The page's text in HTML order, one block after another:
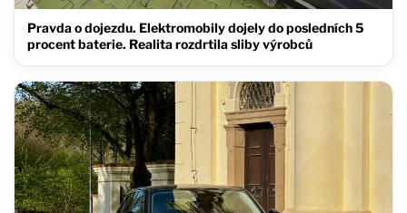
Pravda o dojezdu. Elektromobily dojely do posledních 5
procent baterie. Realita rozdrtila sliby výrobců